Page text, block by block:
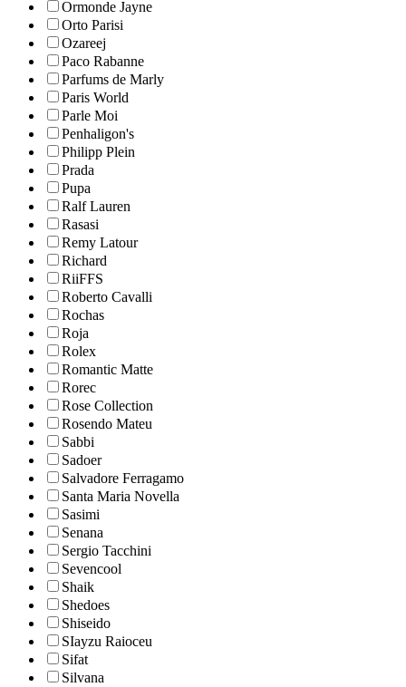
Ormonde Jayne
Orto Parisi
Ozareej
Paco Rabanne
Parfums de Marly
Paris World
Parle Moi
Penhaligon's
Philipp Plein
Prada
Pupa
Ralf Lauren
Rasasi
Remy Latour
Richard
RiiFFS
Roberto Cavalli
Rochas
Roja
Rolex
Romantic Matte
Rorec
Rose Collection
Rosendo Mateu
Sabbi
Sadoer
Salvadore Ferragamo
Santa Maria Novella
Sasimi
Senana
Sergio Tacchini
Sevencool
Shaik
Shedoes
Shiseido
SIayzu Raioceu
Sifat
Silvana